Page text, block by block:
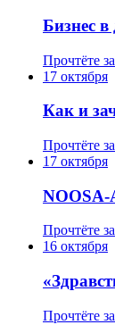
Бизнес
Прочтёте
17 октября
Как и
Прочтёте
17 октября
NOOSA-
Прочтёте
16 октября
Прочтёте